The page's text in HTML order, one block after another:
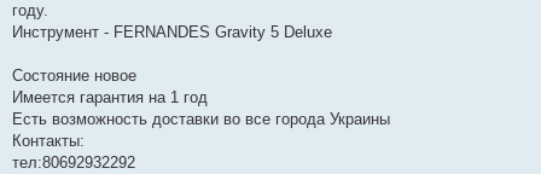
году.
Инструмент - FERNANDES Gravity 5 Deluxe
Состояние новое
Имеется гарантия на 1 год
Есть возможность доставки во все города Украины
Контакты:
тел:80692932292